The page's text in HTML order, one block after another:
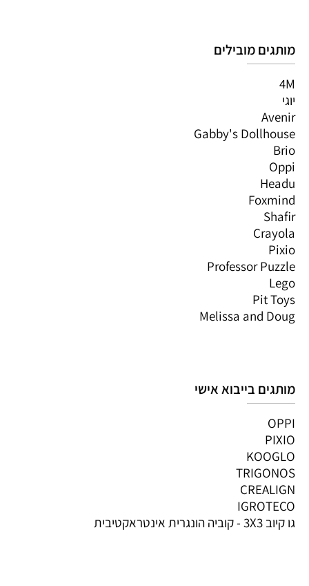
מותגים מובילים
4M
יוגי
Avenir
Gabby's Dollhouse
Brio
Oppi
Headu
Foxmind
Shafir
Crayola
Pixio
Professor Puzzle
Lego
Pit Toys
Melissa and Doug
מותגים בייבוא אישי
OPPI
PIXIO
KOOGLO
TRIGONOS
CREALIGN
IGROTECO
גו קיוב 3X3 - קוביה הונגרית אינטראקטיבית